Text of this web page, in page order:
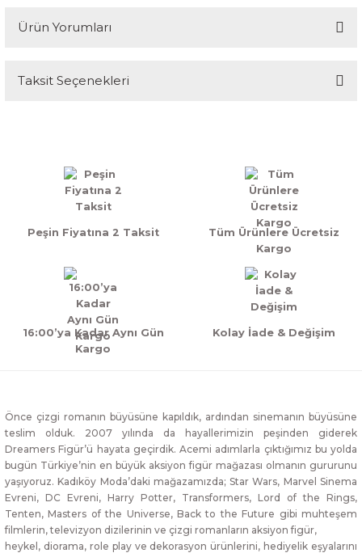
Ürün Yorumları
Bu ürüne ilk yorumu siz yapın!
Taksit Seçenekleri
Peşin Fiyatına 2 Taksit
Tüm Ürünlere Ücretsiz
Kargo
16:00’ya Kadar Aynı Gün
Kargo
Kolay İade & Değişim
Önce çizgi romanın büyüsüne kapıldık, ardından sinemanın büyüsüne
teslim olduk. 2007 yılında da hayallerimizin peşinden giderek
Dreamers Figür’ü hayata geçirdik. Acemi adımlarla çıktığımız bu yolda
bugün Türkiye’nin en büyük aksiyon figür mağazası olmanın gururunu
yaşıyoruz. Kadıköy Moda’daki mağazamızda; Star Wars, Marvel Sinema
Evreni, DC Evreni, Harry Potter, Transformers, Lord of the Rings,
Tenten, Masters of the Universe, Back to the Future gibi muhteşem
filmlerin, televizyon dizilerinin ve çizgi romanların aksiyon figür,
heykel, diorama, role play ve dekorasyon ürünlerini, hediyelik eşyalarını